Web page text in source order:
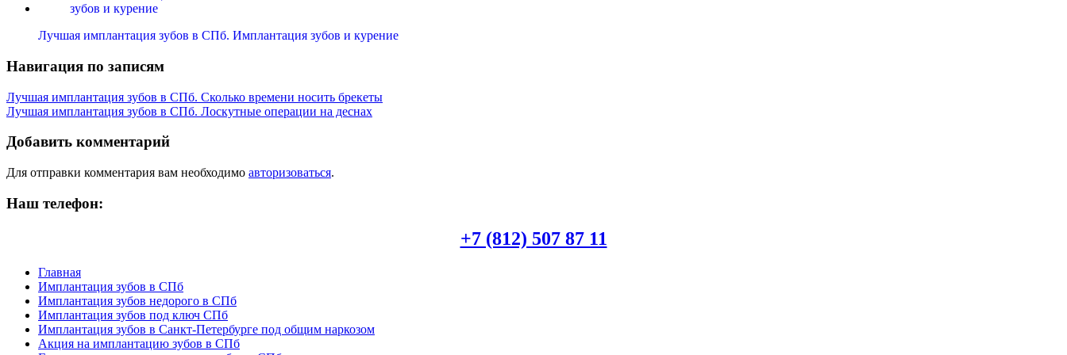
Лучшая имплантация зубов в СПб. Имплантация зубов и курение
Навигация по записям
Лучшая имплантация зубов в СПб. Сколько времени носить брекеты
Лучшая имплантация зубов в СПб. Лоскутные операции на деснах
Добавить комментарий
Для отправки комментария вам необходимо авторизоваться.
Наш телефон:
+7 (812) 507 87 11
Главная
Имплантация зубов в СПб
Имплантация зубов недорого в СПб
Имплантация зубов под ключ СПб
Имплантация зубов в Санкт-Петербурге под общим наркозом
Акция на имплантацию зубов в СПб